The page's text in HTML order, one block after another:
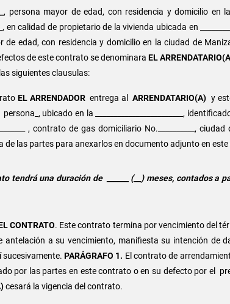
, persona mayor de edad, con residencia y domicilio en
en calidad de propietario de la vivienda ubicada en
de edad, con residencia y domicilio en la ciudad de
de este contrato se denominara EL
siguientes clausulas:
EL ARRENDADORentrega alARRENDATARIO(A) y
ubicado en la ________________________,
, contrato de gas domiciliario No.__________,
de las partes para anexarlos en documento adjunto en
tendrá una duración de ______ (__) meses, contados a
CONTRATO. Este contrato termina por vencimiento del
a su vencimiento, manifiesta su intención de
sucesivamente.PARÁGRAFO 1. El contrato de
por las partes en este contrato o en su defecto por el
cesará la vigencia del contrato.